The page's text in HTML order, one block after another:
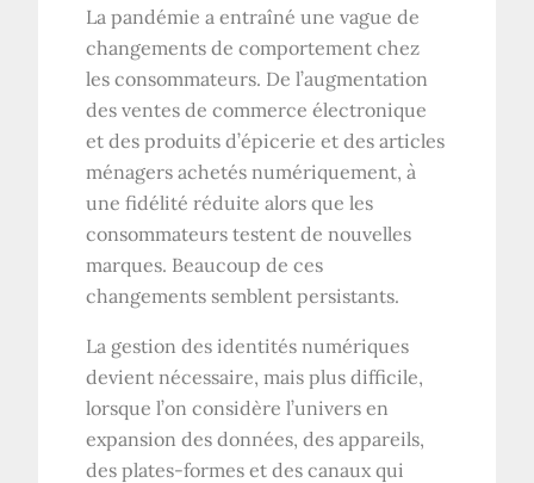
La pandémie a entraîné une vague de
changements de comportement chez
les consommateurs. De l’augmentation
des ventes de commerce électronique
et des produits d’épicerie et des articles
ménagers achetés numériquement, à
une fidélité réduite alors que les
consommateurs testent de nouvelles
marques. Beaucoup de ces
changements semblent persistants.
La gestion des identités numériques
devient nécessaire, mais plus difficile,
lorsque l’on considère l’univers en
expansion des données, des appareils,
des plates-formes et des canaux qui